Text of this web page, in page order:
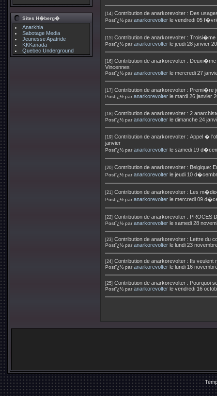
Sites H�berg�
Anarkhia
Sabotage Media
Jeunesse Apatride
KKKanada
Quebec Underground
[14] Contribution de anarkorevolter : Des
Postï¿½ par anarkorevolter le vendredi 05
[15] Contribution de anarkorevolter : Troisi�me
Postï¿½ par anarkorevolter le jeudi 28 janvier
[16] Contribution de anarkorevolter :
Vincennes !
Postï¿½ par anarkorevolter le mercredi 27
[17] Contribution de anarkorevolter : Premi�re
Postï¿½ par anarkorevolter le mardi 26 janvier
[18] Contribution de anarkorevolter : 2
Postï¿½ par anarkorevolter le dimanche 24
[19] Contribution de anarkorevolter : Appel �
janvier
Postï¿½ par anarkorevolter le samedi 19
[20] Contribution de anarkorevolter : Belgique:
Postï¿½ par anarkorevolter le jeudi 10
[21] Contribution de anarkorevolter : Les
Postï¿½ par anarkorevolter le mercredi 09
[22] Contribution de anarkorevolter : PROCES
Postï¿½ par anarkorevolter le samedi 28
[23] Contribution de anarkorevolter : Lettre du
Postï¿½ par anarkorevolter le lundi 23
[24] Contribution de anarkorevolter : Ils veulent
Postï¿½ par anarkorevolter le lundi 16
[25] Contribution de anarkorevolter : Pourquoi
Postï¿½ par anarkorevolter le vendredi 16